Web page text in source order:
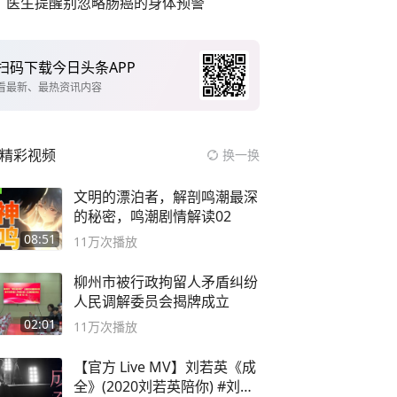
码下载今日头条APP
最新、最热资讯内容
精彩视频 换一换
08:51
文明的漂泊者，解剖鸣潮最深
的秘密，鸣潮剧情解读02
11万次播放
02:01
柳州市被行政拘留人矛盾纠纷
人民调解委员会揭牌成立
11万次播放
【官方 Live MV】刘若英《成
全》(2020刘若英陪你) #刘若